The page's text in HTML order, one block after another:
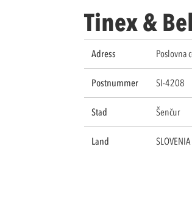
Tinex &
Adress Poslovna
Postnummer SI-4208
Stad Šenčur
Land SLOVENIA